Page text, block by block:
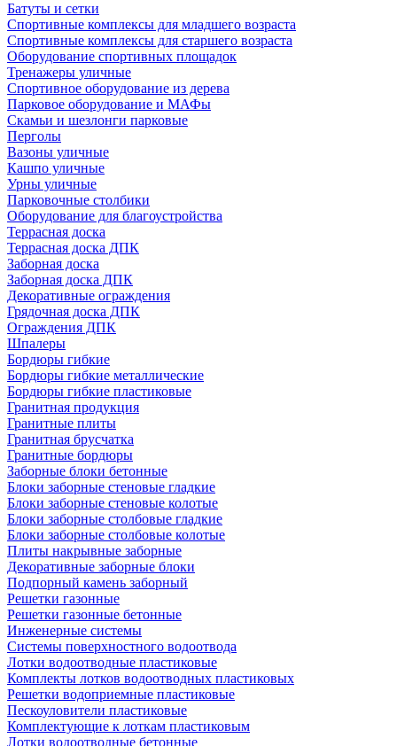
Батуты и сетки
Спортивные комплексы для младшего возраста
Спортивные комплексы для старшего возраста
Оборудование спортивных площадок
Тренажеры уличные
Спортивное оборудование из дерева
Парковое оборудование и МАФы
Скамьи и шезлонги парковые
Перголы
Вазоны уличные
Кашпо уличные
Урны уличные
Парковочные столбики
Оборудование для благоустройства
Террасная доска
Террасная доска ДПК
Заборная доска
Заборная доска ДПК
Декоративные ограждения
Грядочная доска ДПК
Ограждения ДПК
Шпалеры
Бордюры гибкие
Бордюры гибкие металлические
Бордюры гибкие пластиковые
Гранитная продукция
Гранитные плиты
Гранитная брусчатка
Гранитные бордюры
Заборные блоки бетонные
Блоки заборные стеновые гладкие
Блоки заборные стеновые колотые
Блоки заборные столбовые гладкие
Блоки заборные столбовые колотые
Плиты накрывные заборные
Декоративные заборные блоки
Подпорный камень заборный
Решетки газонные
Решетки газонные бетонные
Инженерные системы
Системы поверхностного водоотвода
Лотки водоотводные пластиковые
Комплекты лотков водоотводных пластиковых
Решетки водоприемные пластиковые
Пескоуловители пластиковые
Комплектующие к лоткам пластиковым
Лотки водоотводные бетонные